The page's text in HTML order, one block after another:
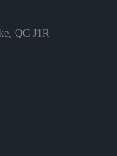
QC J1R